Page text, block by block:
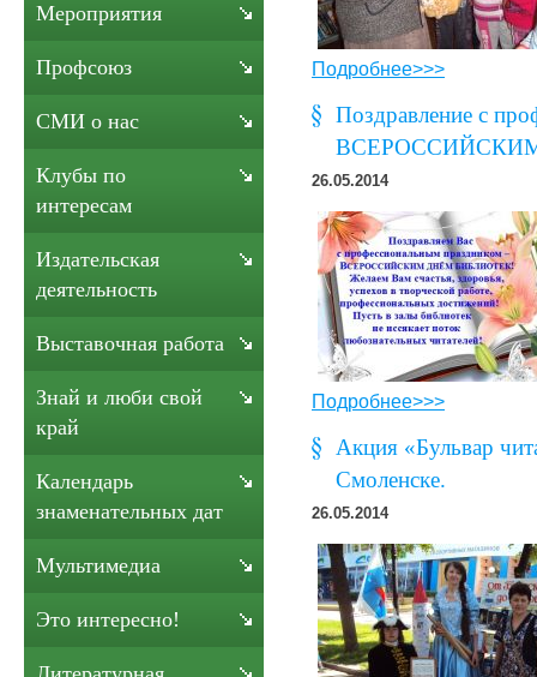
Подробнее>>>
Поздравление с
26.05.2014
Подробнее>>>
Акция «Бульвар
Смоленске.
26.05.2014
Мероприятия
Профсоюз
СМИ о нас
Клубы по
интересам
Издательская
деятельность
Выставочная работа
Знай и люби свой
край
Календарь
знаменательных дат
Мультимедиа
Это интересно!